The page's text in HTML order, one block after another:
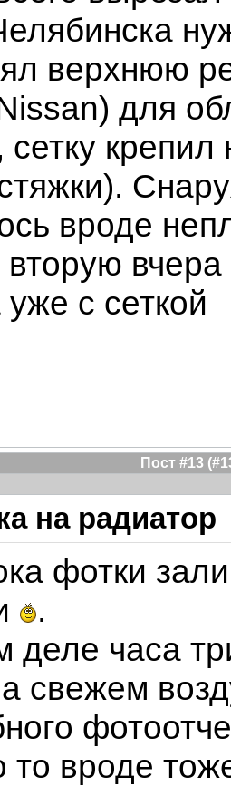
верхнюю
для
сетку
вроде
с сеткой
Пост #13
на радиатор
фотки
.
деле часа
свежем
то вроде